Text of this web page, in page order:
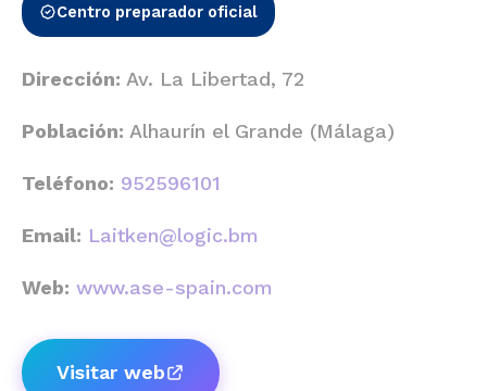
Centro preparador oficial
Dirección: Av. La Libertad, 72
Población: Alhaurín el Grande (Málaga)
Teléfono: 952596101
Email: Laitken@logic.bm
Web: www.ase-spain.com
Visitar web